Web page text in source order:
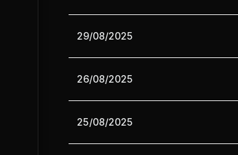
29/08/2025
26/08/2025
25/08/2025